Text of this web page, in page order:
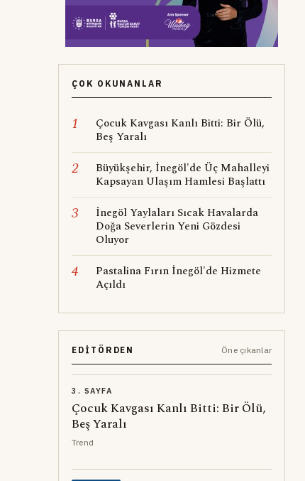
ÇOK OKUNANLAR
1
Çocuk Kavgası Kanlı Bitti: Bir Ölü,
Beş Yaralı
2
Büyükşehir, İnegöl'de Üç Mahalleyi
Kapsayan Ulaşım Hamlesi Başlattı
3
İnegöl Yaylaları Sıcak Havalarda
Doğa Severlerin Yeni Gözdesi
Oluyor
4
Pastalina Fırın İnegöl'de Hizmete
Açıldı
EDITÖRDEN Öne çıkanlar
3. SAYFA
Çocuk Kavgası Kanlı Bitti: Bir Ölü,
Beş Yaralı
Trend